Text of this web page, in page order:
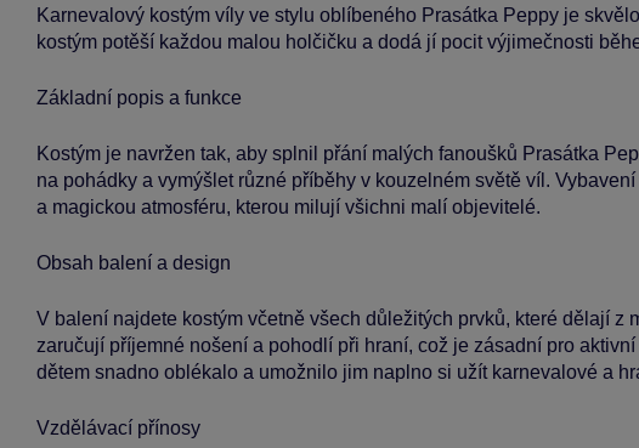
Karnevalový kostým víly ve stylu oblíbeného Prasátka Peppy je
kostým potěší každou malou holčičku a dodá jí pocit výjimečnosti
Základní popis a funkce
Kostým je navržen tak, aby splnil přání malých fanoušků Prasátka
na pohádky a vymýšlet různé příběhy v kouzelném světě víl.
a magickou atmosféru, kterou milují všichni malí objevitelé.
Obsah balení a design
V balení najdete kostým včetně všech důležitých prvků, které dělají z
zaručují příjemné nošení a pohodlí při hraní, což je zásadní pro
dětem snadno oblékalo a umožnilo jim naplno si užít karnevalové a
Vzdělávací přínosy